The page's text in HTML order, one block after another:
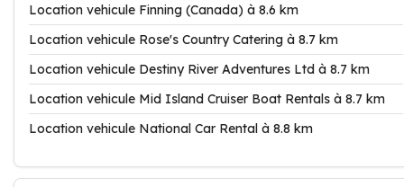
Location vehicule Finning (Canada) à 8.6 km
Location vehicule Rose's Country Catering à 8.7 km
Location vehicule Destiny River Adventures Ltd à 8.7 km
Location vehicule Mid Island Cruiser Boat Rentals à 8.7 km
Location vehicule National Car Rental à 8.8 km